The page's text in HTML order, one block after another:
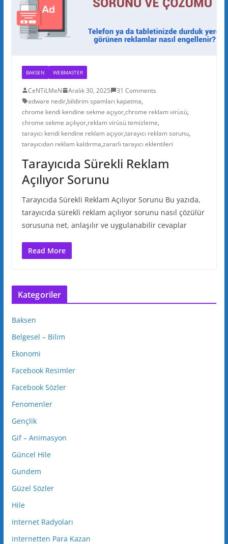
BAKSEN WEBMASTER
CeNTiLMeN Aralık 30, 2025
31 Comments
adware nedir,bildirim spamları kapatma,
chrome kendi kendine sekme açıyor,chrome reklam virüsü,
chrome sekme açılıyor,reklam virüsü temizleme,
tarayıcı kendi kendine reklam açıyor,tarayıcı reklam sorunu,
tarayıcıdan reklam kaldırma,zararlı tarayıcı eklentileri
Tarayıcıda Sürekli Reklam
Açılıyor Sorunu
Tarayıcıda Sürekli Reklam Açılıyor Sorunu Bu yazıda,
tarayıcıda sürekli reklam açılıyor sorunu nasıl çözülür
sorusuna net, anlaşılır ve uygulanabilir cevaplar
Read More
Kategoriler
Baksen
Belgesel – Bilim
Ekonomi
Facebook Resimler
Facebook Sözler
Fenomenler
Gençlik
Gif – Animasyon
Güncel Hile
Gundem
Güzel Sözler
Hile
Internet Radyoları
internetten Para Kazan